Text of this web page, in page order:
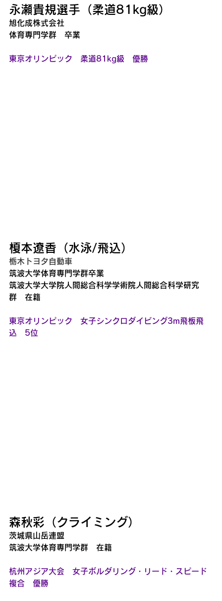
永瀬貴規選手（柔道81kg級）
旭化成株式会社
体育専門学群　卒業
東京オリンピック　柔道81kg級　優勝
榎本遼香（水泳/飛込）
栃木トヨタ自動車
筑波大学体育専門学群卒業
筑波大学大学院人間総合科学学術院人間総合科学研究
群　在籍
東京オリンピック　女子シンクロダイビング3m飛板飛
込　5位
森秋彩（クライミング）
茨城県山岳連盟
筑波大学体育専門学群　在籍
杭州アジア大会　女子ボルダリング・リード・スピード
複合　優勝